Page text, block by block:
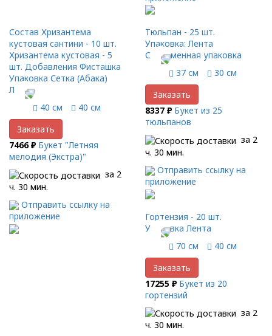
Состав Хризантема
кустовая сантини - 10 шт.
Хризантема кустовая - 5
шт. Добавления Фисташка
Упаковка Сетка (Абака)
Лента
40 см
40 см
Заказать
7466 ₽ Букет "Летняя
мелодия (Экстра)"
за 2
ч. 30 мин.
Отправить ссылку на
приложение
Тюльпан - 25 шт.
Упаковка: Лента
Современная упаковка
37 см
30 см
Заказать
8337 ₽ Букет из 25
тюльпанов
за 2
ч. 30 мин.
Отправить ссылку на
приложение
Гортензия - 20 шт.
Упаковка Лента
70 см
40 см
Заказать
17255 ₽ Букет из 20
гортензий
за 2
ч. 30 мин.